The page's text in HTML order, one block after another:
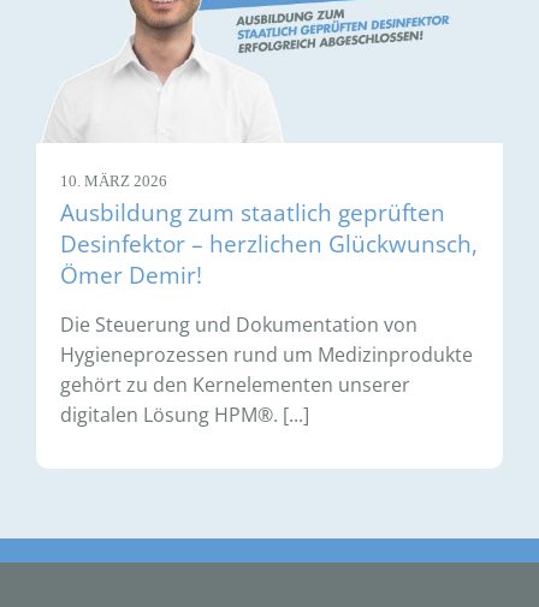
10. MÄRZ 2026
Ausbildung zum staatlich geprüften
Desinfektor – herzlichen Glückwunsch,
Ömer Demir!
Die Steuerung und Dokumentation von
Hygieneprozessen rund um Medizinprodukte
gehört zu den Kernelementen unserer
digitalen Lösung HPM®. [...]